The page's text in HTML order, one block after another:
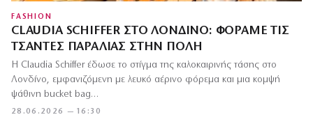
FASHION
CLAUDIA SCHIFFER ΣΤΟ ΛΟΝΔΊΝΟ: ΦΟΡΆΜΕ ΤΙΣ
ΤΣΆΝΤΕΣ ΠΑΡΑΛΊΑΣ ΣΤΗΝ ΠΌΛΗ
28.06.2026 — 16:30
Η Claudia Schiffer έδωσε το στίγμα της καλοκαιρινής τάσης στο
Λονδίνο, εμφανιζόμενη με λευκό αέρινο φόρεμα και μια κομψή
ψάθινη bucket bag…